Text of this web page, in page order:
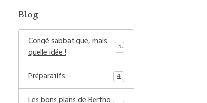
Blog
Congé sabbatique, mais
quelle idée !
5
Préparatifs 4